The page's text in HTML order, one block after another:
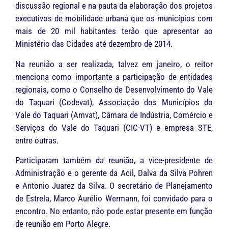
discussão regional e na pauta da elaboração dos projetos
executivos de mobilidade urbana que os municípios com
mais de 20 mil habitantes terão que apresentar ao
Ministério das Cidades até dezembro de 2014.
Na reunião a ser realizada, talvez em janeiro, o reitor
menciona como importante a participação de entidades
regionais, como o Conselho de Desenvolvimento do Vale
do Taquari (Codevat), Associação dos Municípios do
Vale do Taquari (Amvat), Câmara de Indústria, Comércio e
Serviços do Vale do Taquari (CIC-VT) e empresa STE,
entre outras.
Participaram também da reunião, a vice-presidente de
Administração e o gerente da Acil, Dalva da Silva Pohren
e Antonio Juarez da Silva. O secretário de Planejamento
de Estrela, Marco Aurélio Wermann, foi convidado para o
encontro. No entanto, não pode estar presente em função
de reunião em Porto Alegre.